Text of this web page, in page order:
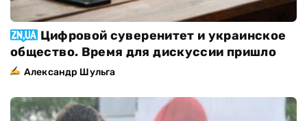
Цифровой суверенитет и украинское
общество. Время для дискуссии пришло
Александр Шульга